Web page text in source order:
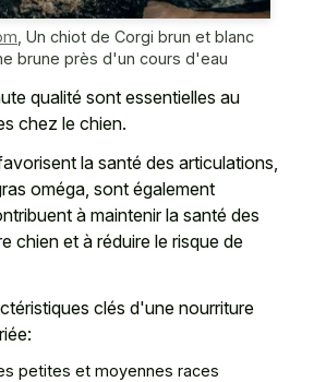
, Un chiot de Corgi brun et blanc
brune près d'un cours d'eau
qualité sont essentielles au
chez le chien.
la santé des articulations,
oméga, sont également
à maintenir la santé des
chien et à réduire le risque de
clés d'une nourriture
petites et moyennes races